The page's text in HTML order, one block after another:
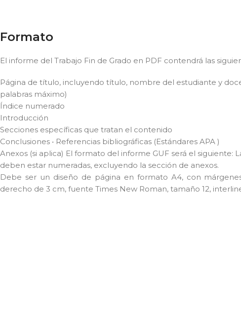
Formato
El informe del Trabajo Fin de Grado en PDF contendrá las
Página de título, incluyendo título, nombre del estudiante y
palabras máximo)
Índice numerado
Introducción
Secciones específicas que tratan el contenido
Conclusiones • Referencias bibliográficas (Estándares APA )
Anexos (si aplica) El formato del informe GUF será el siguiente:
deben estar numeradas, excluyendo la sección de anexos.
Debe ser un diseño de página en formato A4, con
derecho de 3 cm, fuente Times New Roman, tamaño 12,